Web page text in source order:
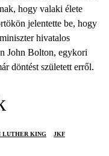
hogy valaki élete
jelentette be, hogy
hivatalos
John Bolton, egykori
döntést született erről.
LUTHER KING JKF